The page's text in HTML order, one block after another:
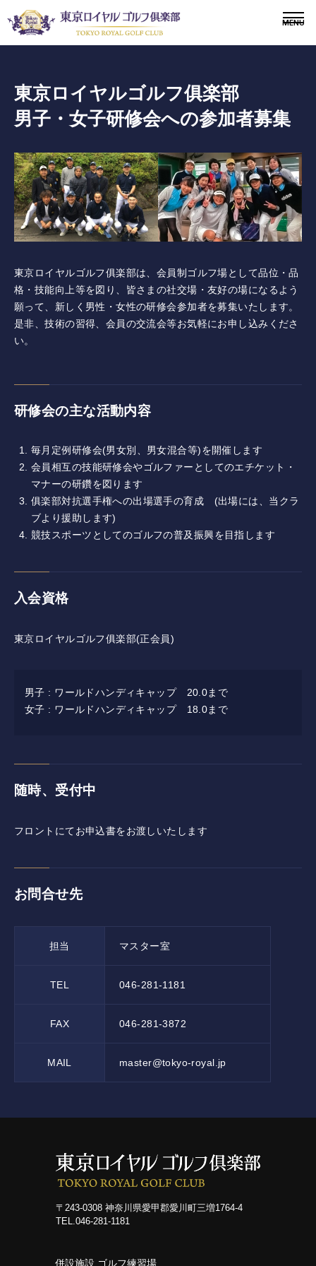
〒243-0308 神奈川県愛甲郡愛川町三増1764-4
メンバー 会員募集
ニュース
施設紹介
コース紹介
歴史
新規会員権について
アクセス
提携ゴルフ場
三味亭
併設施設 ゴルフ練習場
TEL.046-281-4122
ニュース
レッスン
東京ロイヤルゴルフ俱楽部
男子・女子研修会への参加者募集
東京ロイヤルゴルフ俱楽部は、会員制ゴルフ場として品位・品
格・技能向上等を図り、皆さまの社交場・友好の場になるよう
願って、新しく男性・女性の研修会参加者を募集いたします。
是非、技術の習得、会員の交流会等お気軽にお申し込みくださ
い。
研修会の主な活動内容
毎月定例研修会(男女別、男女混合等)を開催します
会員相互の技能研修会やゴルファーとしてのエチケット・
マナーの研鑽を図ります
俱楽部対抗選手権への出場選手の育成 (出場には、当クラ
ブより援助します)
競技スポーツとしてのゴルフの普及振興を目指します
入会資格
東京ロイヤルゴルフ俱楽部(正会員)
男子 : ワールドハンディキャップ 20.0まで
女子 : ワールドハンディキャップ 18.0まで
随時、受付中
フロントにてお申込書をお渡しいたします
お問合せ先
担当 マスター室
TEL 046-281-1181
FAX 046-281-3872
MAIL master@tokyo-royal.jp
〒243-0308 神奈川県愛甲郡愛川町三増1764-4
TEL.046-281-1181
併設施設 ゴルフ練習場